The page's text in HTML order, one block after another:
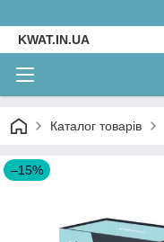
KWAT.IN.UA
Каталог товарів
–15%